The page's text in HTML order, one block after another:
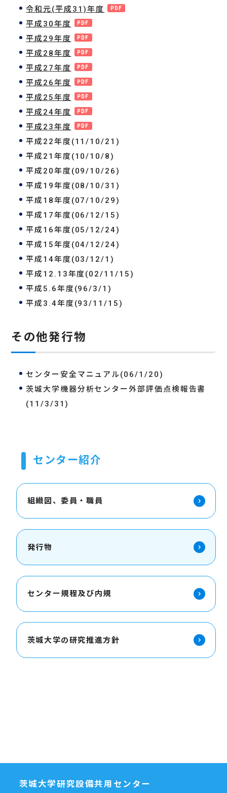
令和元(平成31)年度
平成30年度
平成29年度
平成28年度
平成27年度
平成26年度
平成25年度
平成24年度
平成23年度
平成22年度(11/10/21)
平成21年度(10/10/8)
平成20年度(09/10/26)
平成19年度(08/10/31)
平成18年度(07/10/29)
平成17年度(06/12/15)
平成16年度(05/12/24)
平成15年度(04/12/24)
平成14年度(03/12/1)
平成12.13年度(02/11/15)
平成5.6年度(96/3/1)
平成3.4年度(93/11/15)
その他発行物
センター安全マニュアル(06/1/20)
茨城大学機器分析センター外部評価点検報告書
(11/3/31)
センター紹介
組織図、委員・職員
発行物
センター規程及び内規
茨城大学の研究推進方針
茨城大学研究設備共用センター